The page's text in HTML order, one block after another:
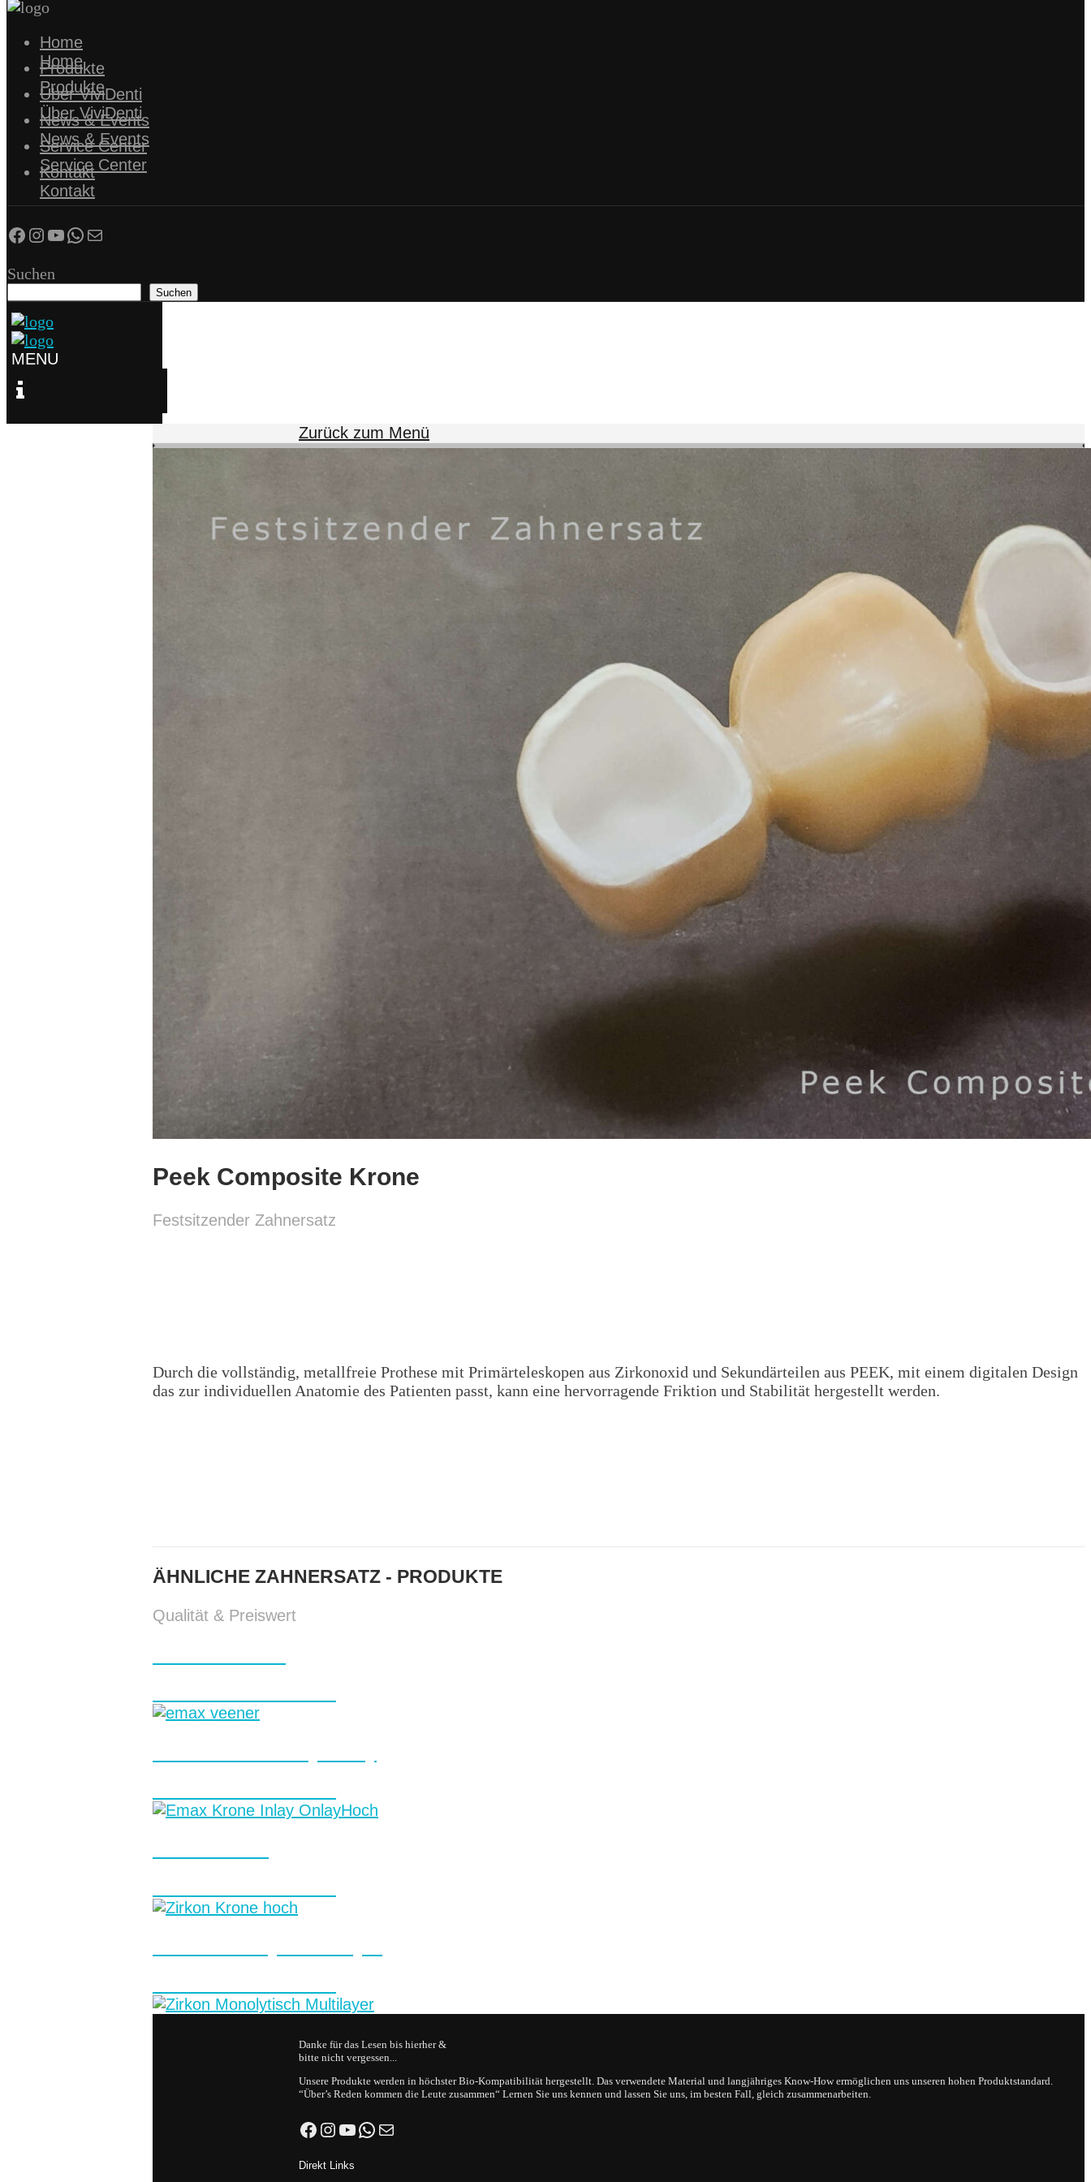
Home
Home
Produkte
Produkte
Über ViviDenti
Über ViviDenti
News & Events
News & Events
Service Center
Service Center
Kontakt
Kontakt
Facebook
Instagram
YouTube
WhatsApp
E-Mail
Suchen
Suchen
Zurück zum Menü
Peek Composite Krone
Festsitzender Zahnersatz
Durch die vollständig, metallfreie Prothese mit Primärteleskopen aus Zirkonoxid und Sekundärteilen aus PEEK, mit einem digitalen Design
das zur individuellen Anatomie des Patienten passt, kann eine hervorragende Friktion und Stabilität hergestellt werden.
ÄHNLICHE ZAHNERSATZ - PRODUKTE
Qualität & Preiswert
Danke für das Lesen bis hierher &
bitte nicht vergessen...
Unsere Produkte werden in höchster Bio-Kompatibilität hergestellt. Das verwendete Material und langjähriges Know-How ermöglichen uns unseren hohen Produktstandard.
“Über’s Reden kommen die Leute zusammen“ Lernen Sie uns kennen und lassen Sie uns, im besten Fall, gleich zusammenarbeiten.
Facebook
Instagram
YouTube
WhatsApp
E-Mail
Direkt Links